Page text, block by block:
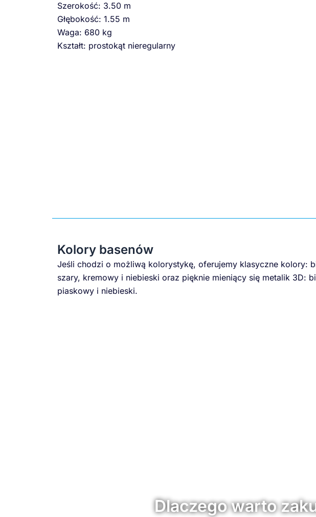
Szerokość: 3.50 m
Głębokość: 1.55 m
Waga: 680 kg
Kształt: prostokąt nieregularny
Kolory basenów
Jeśli chodzi o możliwą kolorystykę, oferujemy klasyczne kolory:
szary, kremowy i niebieski oraz pięknie mieniący się metalik 3D:
piaskowy i niebieski.
Dlaczego warto